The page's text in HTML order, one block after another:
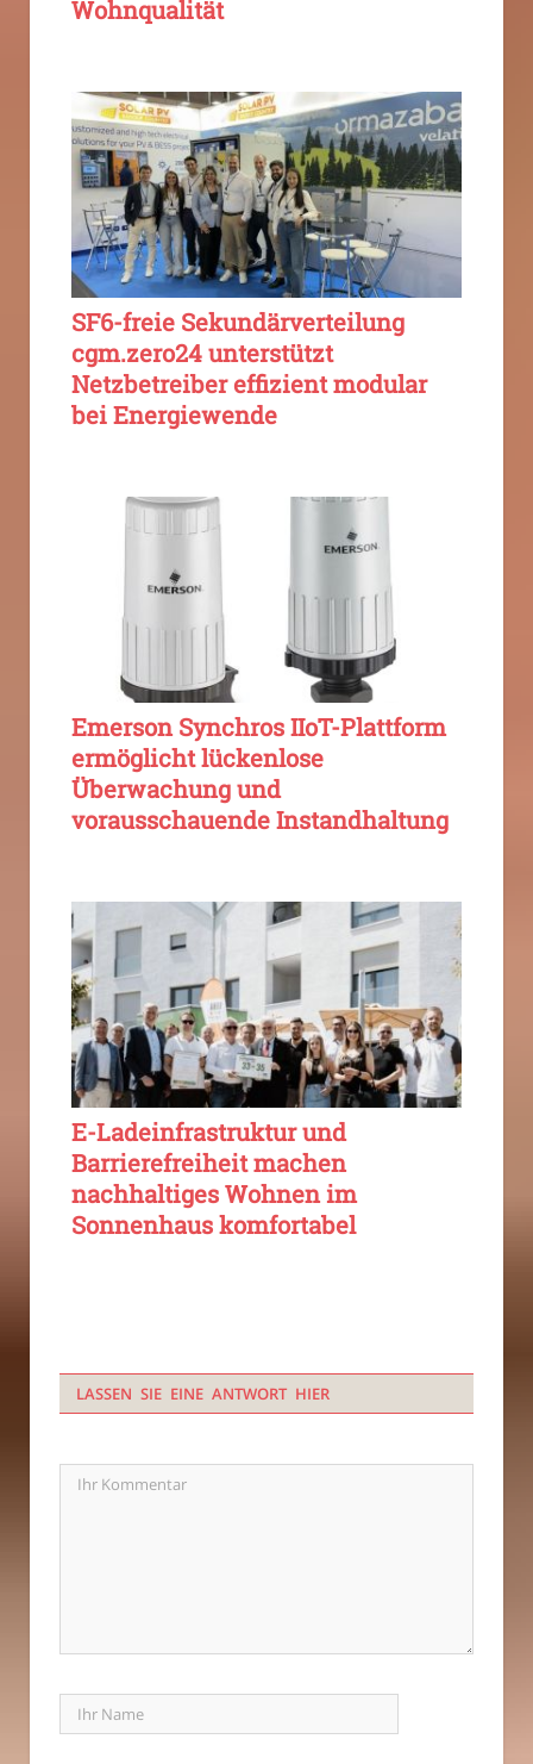
Wohnqualität
SF6-freie Sekundärverteilung
cgm.zero24 unterstützt
Netzbetreiber effizient modular
bei Energiewende
Emerson Synchros IIoT-Plattform
ermöglicht lückenlose
Überwachung und
vorausschauende Instandhaltung
E-Ladeinfrastruktur und
Barrierefreiheit machen
nachhaltiges Wohnen im
Sonnenhaus komfortabel
LASSEN SIE EINE ANTWORT HIER